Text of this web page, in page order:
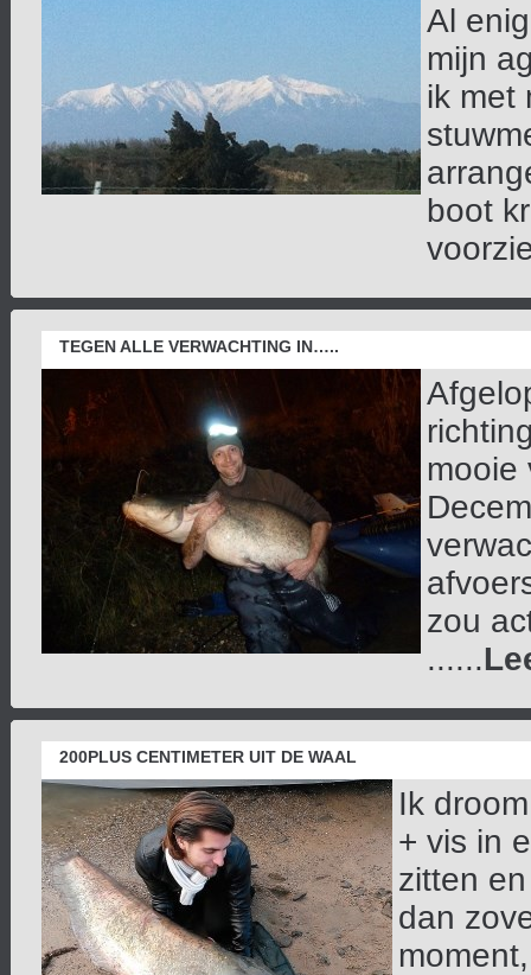
Al
mijn
ik met
boot
TEGEN ALLE VERWACHTING IN…..
mooie
zou
......
200PLUS CENTIMETER UIT DE WAAL
Ik
+ vis in
zitten
dan